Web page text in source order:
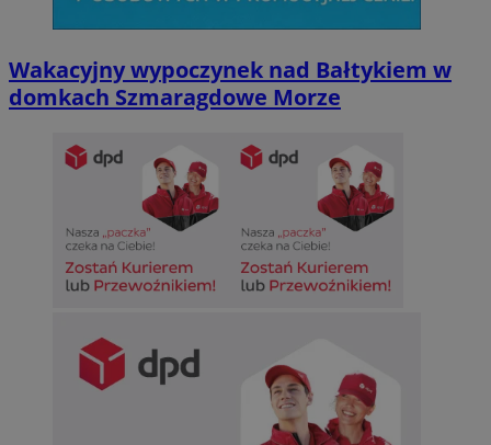
Wakacyjny wypoczynek nad Bałtykiem w
domkach Szmaragdowe Morze